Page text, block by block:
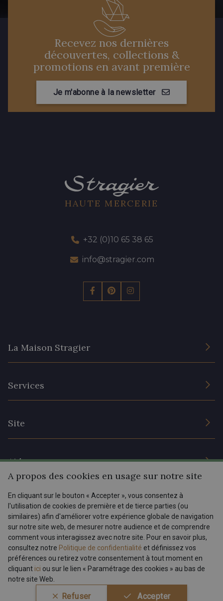
Recevez nos dernières
découvertes, collections &
promotions en avant première
Je m'abonne à la newsletter
HAUTE MERCERIE
+32 (0)10 65 38 65
info@stragier.com
La Maison Stragier
Services
Site
Prix réduits
Aide
Livraison : France, Belgique, International
Retours & réclamations
FAQ - Questions fréquentes
Modes de paiements
Menu
Tous nos tissus
Magazine
FR EN
Conditions générales de vente
Politique de confidentialité
A propos des cookies en usage sur notre site
En cliquant sur le bouton « Accepter », vous consentez à
l'utilisation de cookies de première et de tierce parties (ou
similaires) afin d'améliorer votre expérience globale de navigation
sur notre site web, de mesurer notre audience et de comprendre
comment vous interagissez avec notre site. Pour en savoir plus,
consultez notre Politique de confidentialité et définissez vos
préférences ou retirez votre consentement à tout moment en
cliquant ici ou sur le lien « Paramétrage des cookies » au bas de
notre site Web.
Refuser Accepter